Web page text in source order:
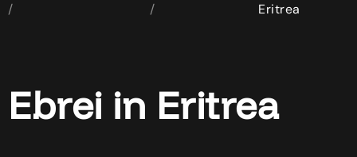
/
/
Eritrea
Ebrei in Eritrea